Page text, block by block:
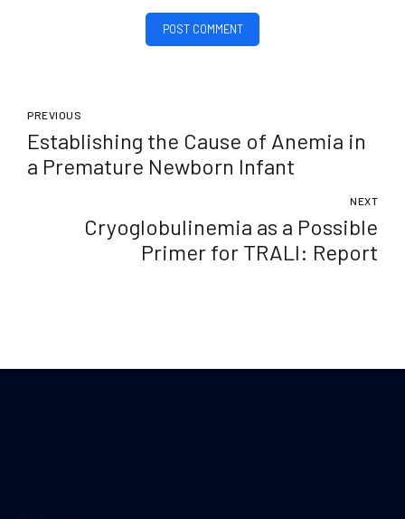
POST COMMENT
PREVIOUS
Establishing the Cause of Anemia in
a Premature Newborn Infant
NEXT
Cryoglobulinemia as a Possible
Primer for TRALI: Report